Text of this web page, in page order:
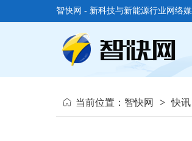
智快网 - 新科技与新能源行业网络
当前位置： 智快网 > 快讯